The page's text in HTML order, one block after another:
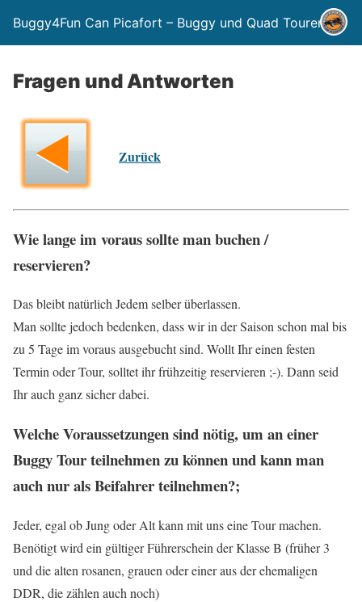
Buggy4Fun Can Picafort – Buggy und Quad Touren
Fragen und Antworten
Zurück
Wie lange im voraus sollte man buchen /
reservieren?
Das bleibt natürlich Jedem selber überlassen.
Man sollte jedoch bedenken, dass wir in der Saison schon mal bis
zu 5 Tage im voraus ausgebucht sind. Wollt Ihr einen festen
Termin oder Tour, solltet ihr frühzeitig reservieren ;-). Dann seid
Ihr auch ganz sicher dabei.
Welche Voraussetzungen sind nötig, um an einer
Buggy Tour teilnehmen zu können und kann man
auch nur als Beifahrer teilnehmen?;
Jeder, egal ob Jung oder Alt kann mit uns eine Tour machen.
Benötigt wird ein gültiger Führerschein der Klasse B (früher 3
und die alten rosanen, grauen oder einer aus der ehemaligen
DDR, die zählen auch noch)